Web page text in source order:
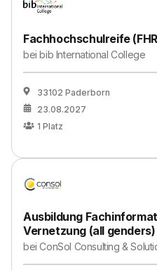
Fachhochschulreife
beibib International College
33102 Paderborn
23.08.2027
1 Platz
Ausbildung
Vernetzung (all genders)
beiConSol Consulting &